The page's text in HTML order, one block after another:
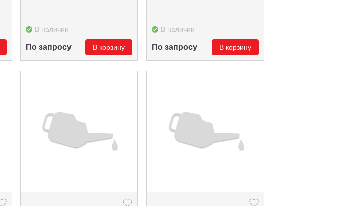
В наличии
По запросу В корзину
В наличии
По запросу В корзину